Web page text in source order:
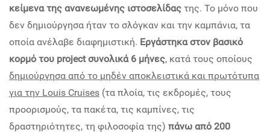
κείμενα της ανανεωμένης ιστοσελίδας της. Το μόνο που
δεν δημιούργησα ήταν το σλόγκαν και την καμπάνια, τα
οποία ανέλαβε διαφημιστική. Εργάστηκα στον βασικό
κορμό του project συνολικά 6 μήνες, κατά τους οποίους
δημιούργησα από το μηδέν αποκλειστικά και πρωτότυπα
για την Louis Cruises (τα πλοία, τις εκδρομές, τους
προορισμούς, τα πακέτα, τις καμπίνες, τις
δραστηριότητες, τη φιλοσοφία της) πάνω από 200